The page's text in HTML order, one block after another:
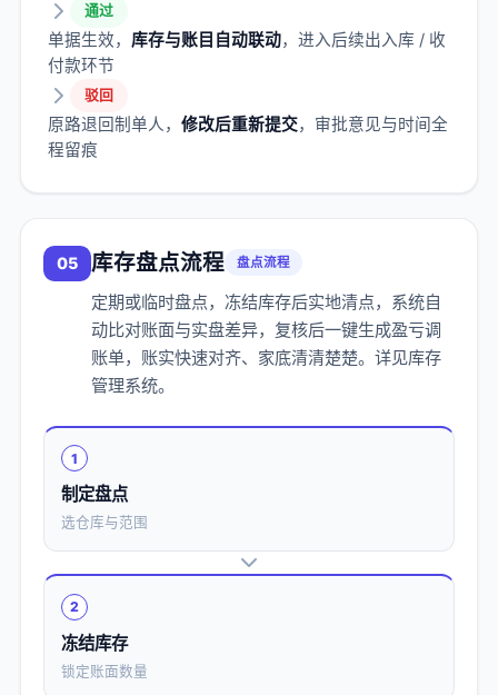
通过
单据生效， 库存与账目自动联动，进入后续出入库 / 收
付款环节
驳回
原路退回制单人， 修改后重新提交，审批意见与时间全
程留痕
05 库存盘点流程 盘点流程
定期或临时盘点，冻结库存后实地清点，系统自
动比对账面与实盘差异，复核后一键生成盈亏调
账单，账实快速对齐、家底清清楚楚。详见库存
管理系统。
1
制定盘点
选仓库与范围
2
冻结库存
锁定账面数量